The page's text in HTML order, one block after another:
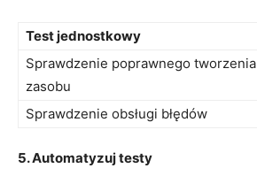
Test jednostkowy
Sprawdzenie⁢ poprawnego tworzenia
zasobu
Sprawdzenie obsługi błędów
5. Automatyzuj testy